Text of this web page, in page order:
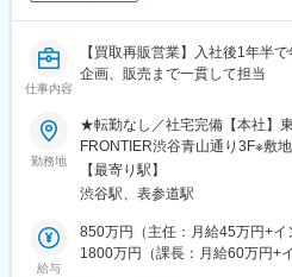
仕事内容
【買取再販営業】入社後1年半
企画、販売まで一貫して担当
勤務地
★転勤なし／社宅完備【本社】
FRONTIER渋谷青山通り3F※敷
【最寄り駅】
渋谷駅、表参道駅
給与
850万円（主任：月給45万円+イ
1800万円（課長：月給60万円+